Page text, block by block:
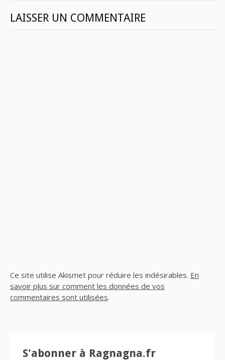
LAISSER UN COMMENTAIRE
Ce site utilise Akismet pour réduire les indésirables. En
savoir plus sur comment les données de vos
commentaires sont utilisées.
S'abonner à Ragnagna.fr